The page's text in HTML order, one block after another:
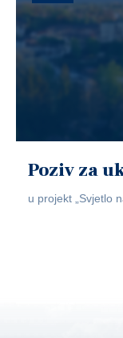
Poziv za
u projekt „Svjetlo